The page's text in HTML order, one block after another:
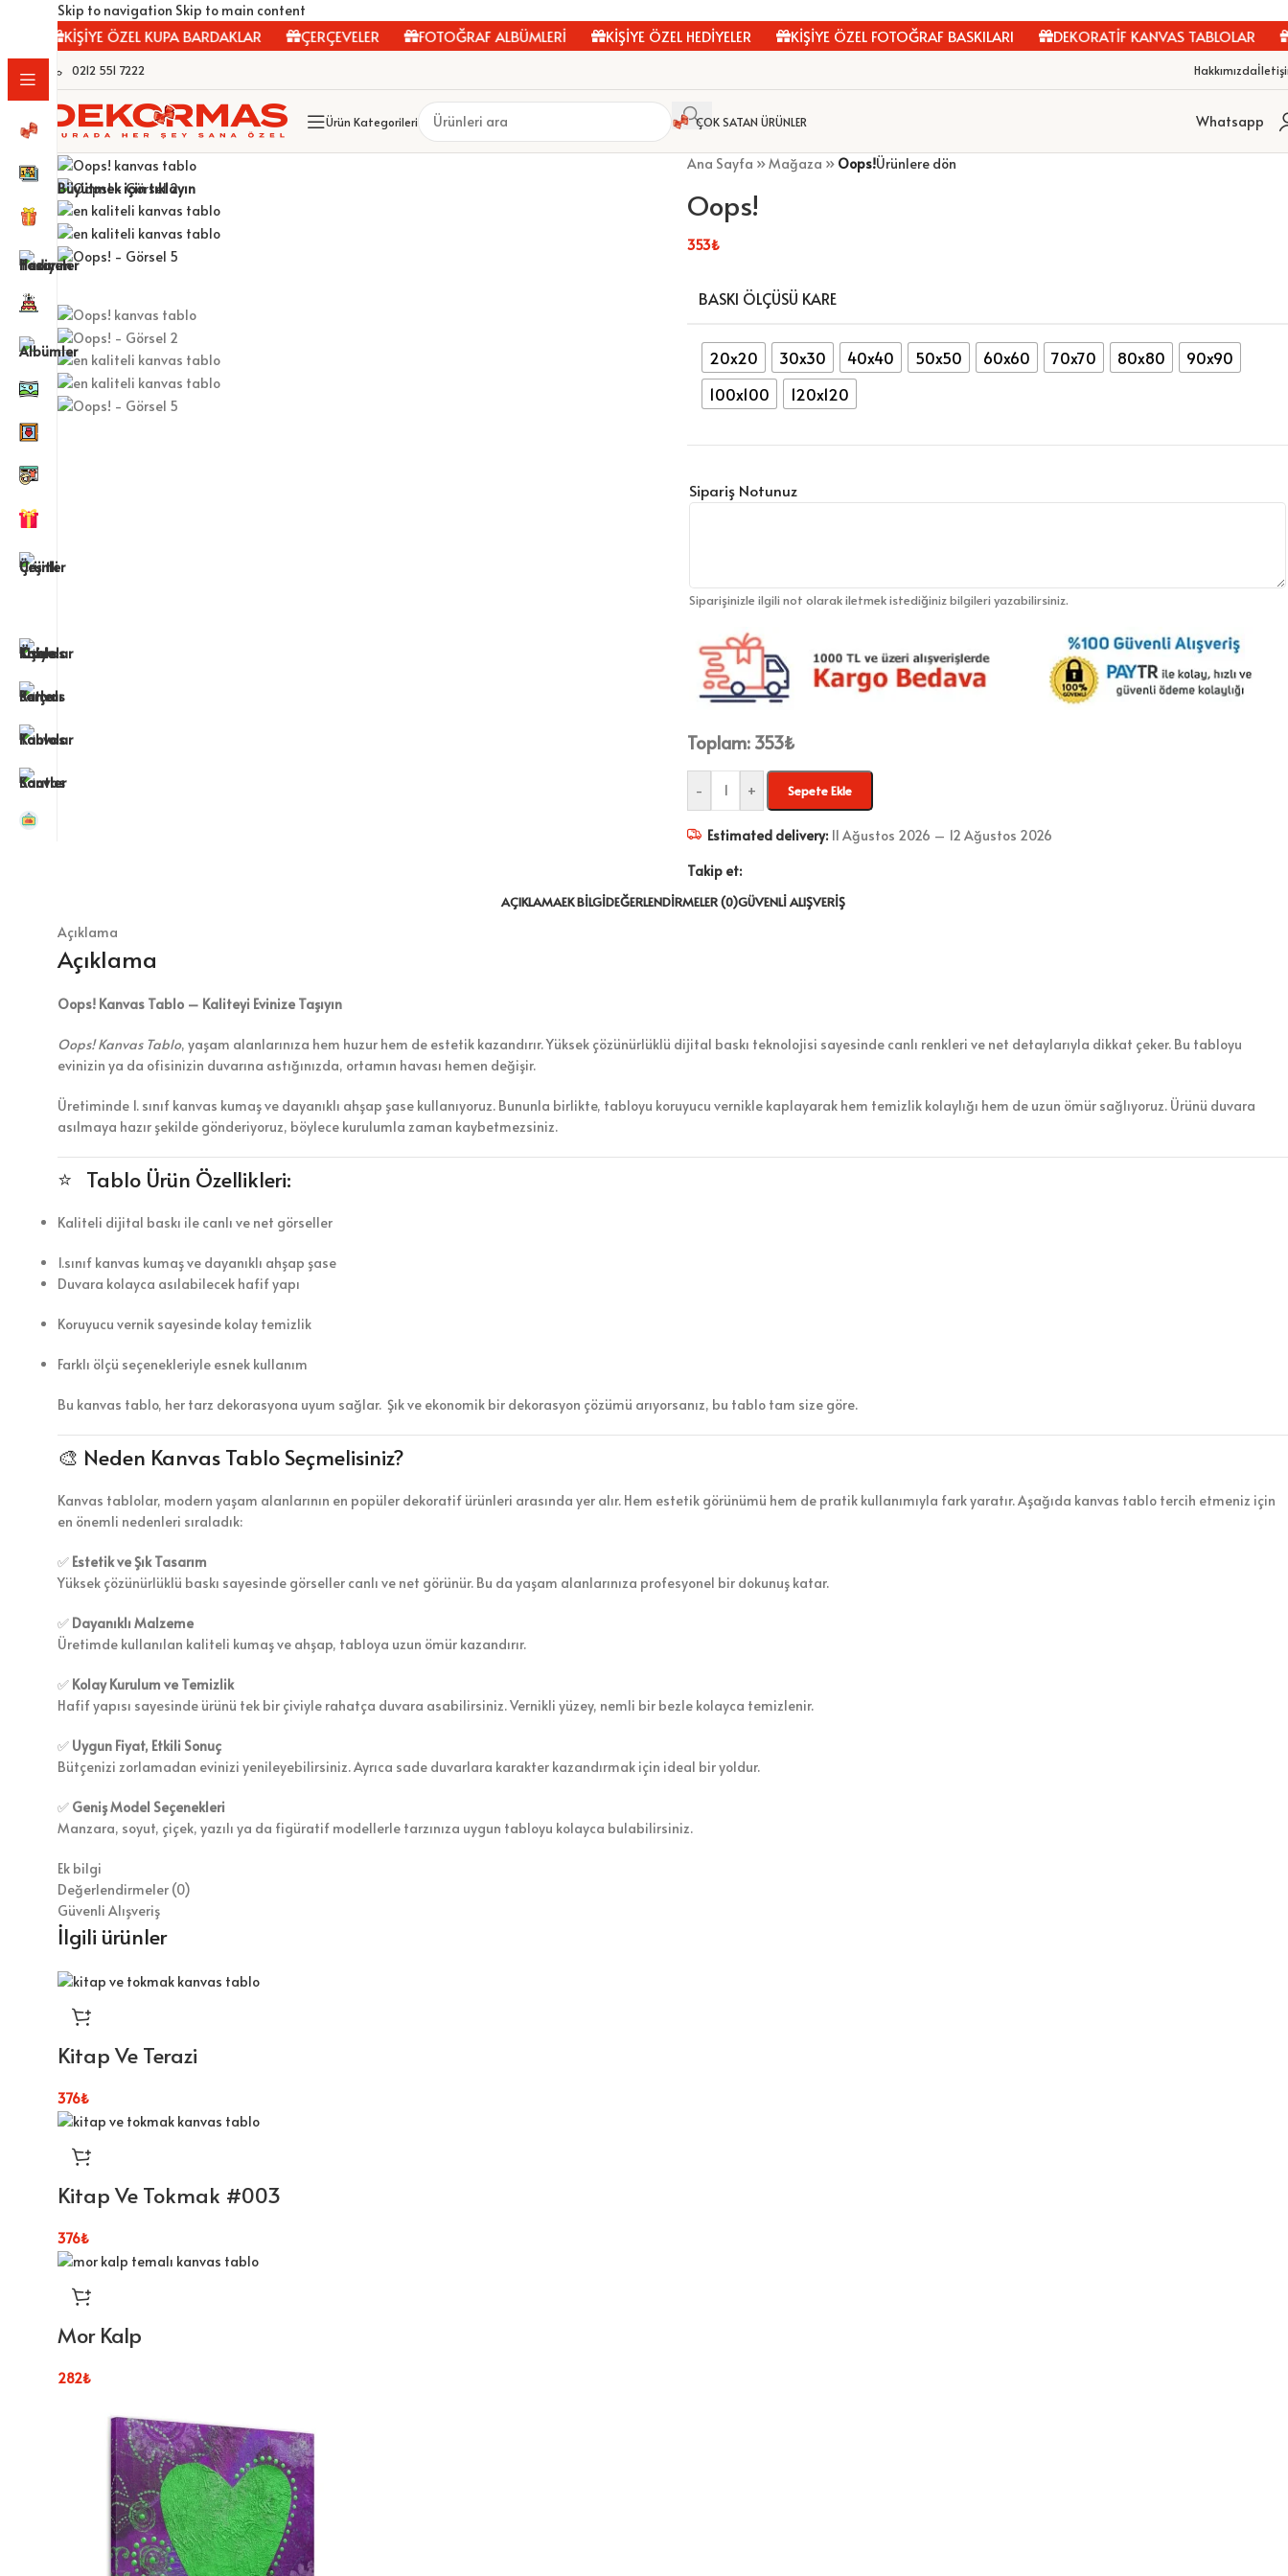
Skip to navigation Skip to main content
KİŞİYE ÖZEL KUPA BARDAKLAR ÇERÇEVELER FOTOĞRAF ALBÜMLERİ KİŞİYE ÖZEL HEDİYELER KİŞİYE ÖZEL FOTOĞRAF BASKILARI DEKORATİF KANVAS TABLOLAR
0212 551 7222 Hakkımızda
Ürün Kategorileri ÇOK SATAN ÜRÜNLER Whatsapp
Büyütmek için tıklayın
Ana Sayfa »Mağaza » Oops!Ürünlere dön
Oops!
353₺
BASKI ÖLÇÜSÜ KARE
20x20 30x30 40x40 50x50 60x60 70x70 80x80
90x90
100x100
120x120
Sipariş Notunuz
Siparişinizle ilgili not olarak iletmek istediğiniz bilgileri yazabilirsiniz.
Toplam: 353₺
- + Sepete Ekle
Estimated delivery: 11 Ağustos 2026 – 12 Ağustos 2026
Takip et:
AÇIKLAMAEK BILGIDEĞERLENDIRMELER (0)GÜVENLI ALIŞVERIŞ
Açıklama
Açıklama
Oops! Kanvas Tablo – Kaliteyi Evinize Taşıyın
Oops! Kanvas Tablo, yaşam alanlarınıza hem huzur hem de estetik kazandırır. Yüksek çözünürlüklü dijital baskı teknolojisi sayesinde canlı renkleri ve net detaylarıyla dikkat çeker. Bu tabloyu
evinizin ya da ofisinizin duvarına astığınızda, ortamın havası hemen değişir.
Üretiminde 1. sınıf kanvas kumaş ve dayanıklı ahşap şase kullanıyoruz. Bununla birlikte, tabloyu koruyucu vernikle kaplayarak hem temizlik kolaylığı hem de uzun ömür sağlıyoruz. Ürünü duvara
asılmaya hazır şekilde gönderiyoruz, böylece kurulumla zaman kaybetmezsiniz.
⭐ Tablo Ürün Özellikleri:
Kaliteli dijital baskı ile canlı ve net görseller
1.sınıf kanvas kumaş ve dayanıklı ahşap şase
Duvara kolayca asılabilecek hafif yapı
Koruyucu vernik sayesinde kolay temizlik
Farklı ölçü seçenekleriyle esnek kullanım
Bu kanvas tablo, her tarz dekorasyona uyum sağlar. Şık ve ekonomik bir dekorasyon çözümü arıyorsanız, bu tablo tam size göre.
🎨 Neden Kanvas Tablo Seçmelisiniz?
Kanvas tablolar, modern yaşam alanlarının en popüler dekoratif ürünleri arasında yer alır. Hem estetik görünümü hem de pratik kullanımıyla fark yaratır. Aşağıda kanvas tablo tercih etmeniz için
en önemli nedenleri sıraladık:
✅ Estetik ve Şık Tasarım
Yüksek çözünürlüklü baskı sayesinde görseller canlı ve net görünür. Bu da yaşam alanlarınıza profesyonel bir dokunuş katar.
✅ Dayanıklı Malzeme
Üretimde kullanılan kaliteli kumaş ve ahşap, tabloya uzun ömür kazandırır.
✅ Kolay Kurulum ve Temizlik
Hafif yapısı sayesinde ürünü tek bir çiviyle rahatça duvara asabilirsiniz. Vernikli yüzey, nemli bir bezle kolayca temizlenir.
✅ Uygun Fiyat, Etkili Sonuç
Bütçenizi zorlamadan evinizi yenileyebilirsiniz. Ayrıca sade duvarlara karakter kazandırmak için ideal bir yoldur.
✅ Geniş Model Seçenekleri
Manzara, soyut, çiçek, yazılı ya da figüratif modellerle tarzınıza uygun tabloyu kolayca bulabilirsiniz.
Ek bilgi
Değerlendirmeler (0)
Güvenli Alışveriş
İlgili ürünler
Kitap Ve Terazi
376₺
Kitap Ve Tokmak #003
376₺
Mor Kalp
282₺